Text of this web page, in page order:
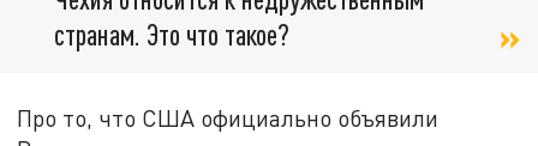
странам. Это что такое?
Про то, что США официально объявили